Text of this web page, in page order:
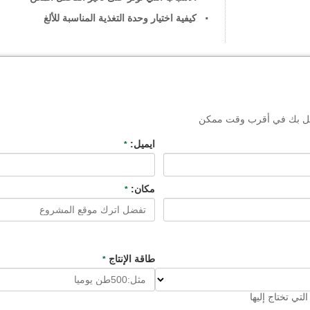
كيفية اختيار وحدة التغذية المناسبة للألغ
بك في أقرب وقت ممكن
ايميل: *
مكان: *
طاقة الإنتاج *
تختاج إليها